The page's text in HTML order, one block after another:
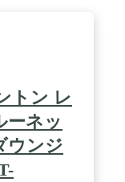
トン レ
ーネッ
ウンジ